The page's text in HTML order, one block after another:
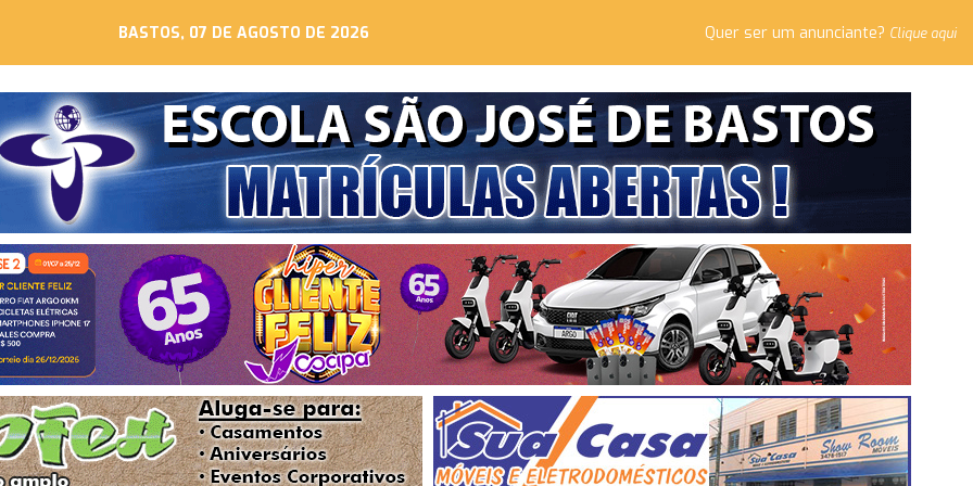
BASTOS, 07 DE AGOSTO DE 2026 Quer ser um anunciante? Clique aqui